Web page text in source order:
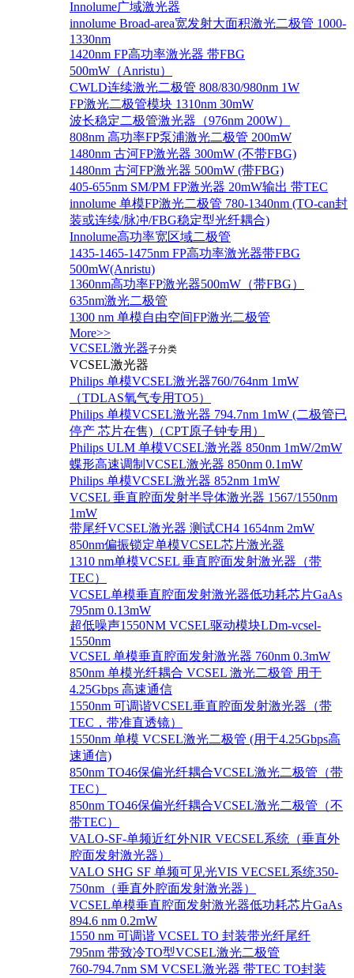
Innolume广域激光器
innolume Broad-area宽发射大面积激光二极管 1000-
1330nm
1420nm FP高功率激光器 带FBG
500mW（Anristu）
CWLD连续激光二极管 808/830/980nm 1W
FP激光二极管模块 1310nm 30mW
波长稳定二极管激光器（976nm 200W）
808nm 高功率FP泵浦激光二极管 200mW
1480nm 古河FP激光器 300mW (不带FBG)
1480nm 古河FP激光器 500mW (带FBG)
405-655nm SM/PM FP激光器 20mW输出 带TEC
innolume 单模FP激光二极管 780-1340nm (TO-can封
装或连续/脉冲/FBG稳定型光纤耦合)
Innolume高功率宽区域二极管
1435-1465-1475nm FP高功率激光器带FBG
500mW(Anristu)
1360nm高功率FP激光器500mW（带FBG）
635nm激光二极管
1300 nm 单模自由空间FP激光二极管
More>>
VCSEL激光器子分类
VCSEL激光器
Philips 单模VCSEL激光器760/764nm 1mW
（TDLAS氧气专用TO5）
Philips 单模VCSEL激光器 794.7nm 1mW (二极管已
停产 芯片在售)（CPT原子钟专用）
Philips ULM 单模VCSEL激光器 850nm 1mW/2mW
蝶形高速调制VCSEL激光器 850nm 0.1mW
Philips 单模VCSEL激光器 852nm 1mW
VCSEL 垂直腔面发射半导体激光器 1567/1550nm
1mW
带尾纤VCSEL激光器 测试CH4 1654nm 2mW
850nm偏振锁定单模VCSEL芯片激光器
1310 nm单模VCSEL 垂直腔面发射激光器（带
TEC）
VCSEL单模垂直腔面发射激光器低功耗芯片GaAs
795nm 0.13mW
超低噪声1550NM VCSEL驱动模块LDm-vcsel-
1550nm
VCSEL 单模垂直腔面发射激光器 760nm 0.3mW
850nm 单模光纤耦合 VCSEL 激光二极管 用于
4.25Gbps 高速通信
1550nm 可调谐VCSEL垂直腔面发射激光器（带
TEC，带准直透镜）
1550nm 单模 VCSEL激光二极管 (用于4.25Gbps高
速通信)
850nm TO46保偏光纤耦合VCSEL激光二极管（带
TEC）
850nm TO46保偏光纤耦合VCSEL激光二极管（不
带TEC）
VALO-SF-单频近红外NIR VECSEL系统（垂直外
腔面发射激光器）
VALO SHG SF 单频可见光VIS VECSEL系统350-
750nm（垂直外腔面发射激光器）
VCSEL单模垂直腔面发射激光器低功耗芯片GaAs
894.6 nm 0.2mW
1550 nm 可调谐 VCSEL TO 封装带光纤尾纤
795nm 带致冷TO型VCSEL激光二极管
760-794.7nm SM VCSEL激光器 带TEC TO封装